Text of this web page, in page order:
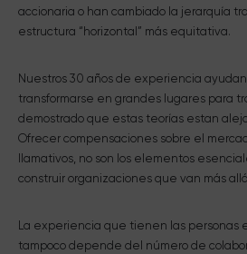
accionaria o han cambiado la jerarquía
estructura “horizontal” más equitativa.
Nuestros 30 años de experiencia
transformarse en grandes lugares para
demostrado que estas teorías estan
Ofrecer compensaciones sobre el
llamativos, no son los elementos
construir organizaciones que van más
La experiencia que tienen las personas
tampoco depende del número de